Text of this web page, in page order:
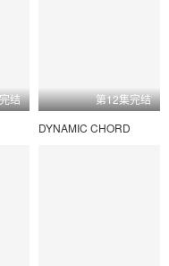
结
第12集完结
DYNAMIC CHORD